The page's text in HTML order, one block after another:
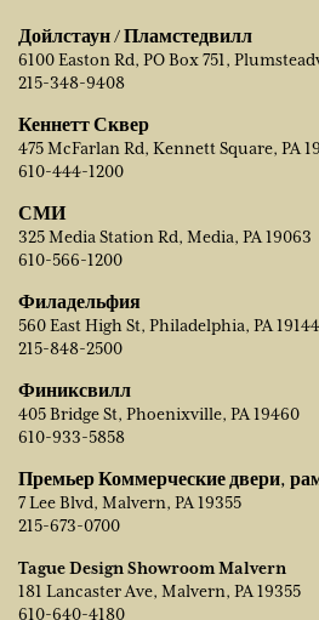
Дойлстаун / Пламстедвилл
6100 Easton Rd, PO Box 751,
215-348-9408
Кеннетт Сквер
475 McFarlan Rd, Kennett Square, PA
610-444-1200
СМИ
325 Media Station Rd, Media, PA 19063
610-566-1200
Филадельфия
560 East High St, Philadelphia, PA 19144
215-848-2500
Финиксвилл
405 Bridge St, Phoenixville, PA 19460
610-933-5858
Премьер Коммерческие двери,
7 Lee Blvd, Malvern, PA 19355
215-673-0700
Tague Design Showroom Malvern
181 Lancaster Ave, Malvern, PA 19355
610-640-4180